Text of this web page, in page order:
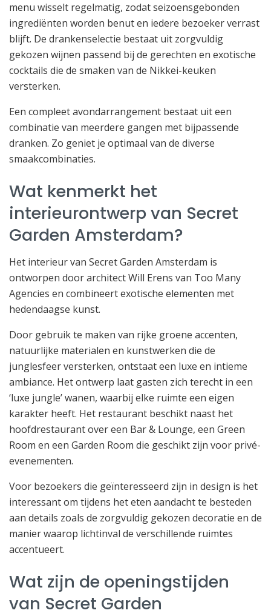
menu wisselt regelmatig, zodat seizoensgebonden
ingrediënten worden benut en iedere bezoeker verrast
blijft. De drankenselectie bestaat uit zorgvuldig
gekozen wijnen passend bij de gerechten en exotische
cocktails die de smaken van de Nikkei-keuken
versterken.
Een compleet avondarrangement bestaat uit een
combinatie van meerdere gangen met bijpassende
dranken. Zo geniet je optimaal van de diverse
smaakcombinaties.
Wat kenmerkt het
interieurontwerp van Secret
Garden Amsterdam?
Het interieur van Secret Garden Amsterdam is
ontworpen door architect Will Erens van Too Many
Agencies en combineert exotische elementen met
hedendaagse kunst.
Door gebruik te maken van rijke groene accenten,
natuurlijke materialen en kunstwerken die de
junglesfeer versterken, ontstaat een luxe en intieme
ambiance. Het ontwerp laat gasten zich terecht in een
‘luxe jungle’ wanen, waarbij elke ruimte een eigen
karakter heeft. Het restaurant beschikt naast het
hoofdrestaurant over een Bar & Lounge, een Green
Room en een Garden Room die geschikt zijn voor privé-
evenementen.
Voor bezoekers die geïnteresseerd zijn in design is het
interessant om tijdens het eten aandacht te besteden
aan details zoals de zorgvuldig gekozen decoratie en de
manier waarop lichtinval de verschillende ruimtes
accentueert.
Wat zijn de openingstijden
van Secret Garden